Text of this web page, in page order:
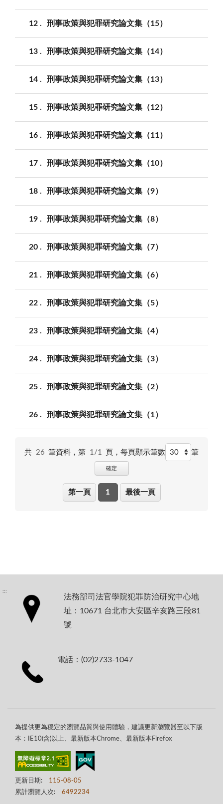
12 刑事政策與犯罪研究論文集（15）
13 刑事政策與犯罪研究論文集（14）
14 刑事政策與犯罪研究論文集（13）
15 刑事政策與犯罪研究論文集（12）
16 刑事政策與犯罪研究論文集（11）
17 刑事政策與犯罪研究論文集（10）
18 刑事政策與犯罪研究論文集（9）
19 刑事政策與犯罪研究論文集（8）
20 刑事政策與犯罪研究論文集（7）
21 刑事政策與犯罪研究論文集（6）
22 刑事政策與犯罪研究論文集（5）
23 刑事政策與犯罪研究論文集（4）
24 刑事政策與犯罪研究論文集（3）
25 刑事政策與犯罪研究論文集（2）
26 刑事政策與犯罪研究論文集（1）
共 26 筆資料，第 1/1 頁，每頁顯示筆數 筆
確定
第一頁 1 最後一頁
:::
法務部司法官學院犯罪防治研究中心地
址：10671 台北市大安區辛亥路三段81
號
電話：(02)2733-1047
為提供更為穩定的瀏覽品質與使用體驗，建議更新瀏覽器至以下版
本：IE10(含)以上、最新版本Chrome、最新版本Firefox
更新日期:
115-08-05
累計瀏覽人次:
6492234